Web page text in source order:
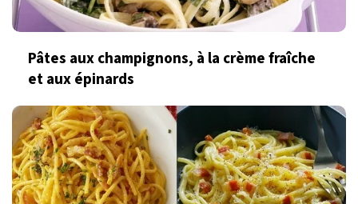
Pâtes aux champignons, à la crème fraîche
et aux épinards